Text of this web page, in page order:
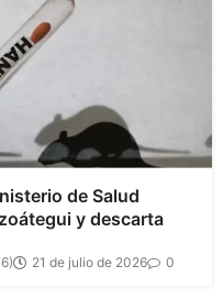
de Salud
y descarta
21 de julio de 2026 0